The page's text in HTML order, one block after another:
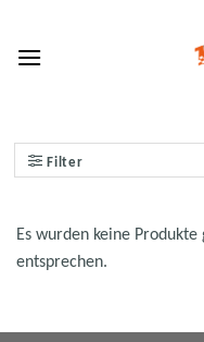
content
Filter
Es wurden keine
entsprechen.